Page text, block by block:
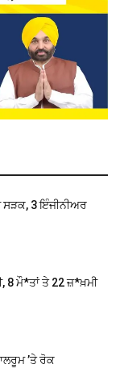
ਸੜਕ, 3 ਇੰਜੀਨੀਅਰ
8 ਮੌ*ਤਾਂ ਤੇ 22 ਜ਼*ਖ਼ਮੀ
’ਤੇ ਰੋਕ